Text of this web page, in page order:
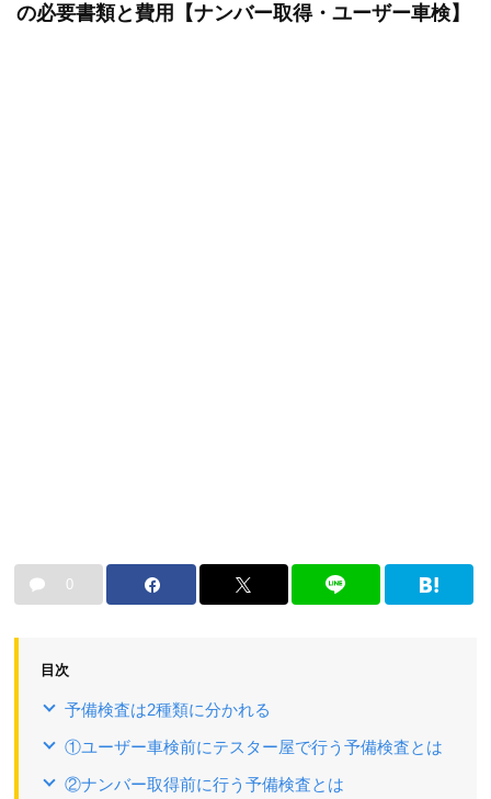
の必要書類と費用【ナンバー取得・ユーザー車検】
0
目次
予備検査は2種類に分かれる
①ユーザー車検前にテスター屋で行う予備検査とは
②ナンバー取得前に行う予備検査とは